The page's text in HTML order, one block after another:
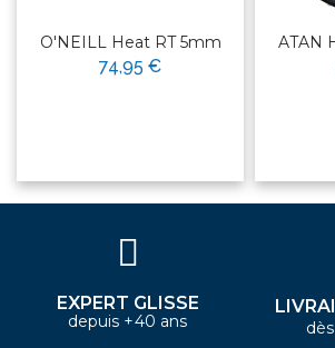
O'NEILL Heat RT 5mm
74,95 €
ATAN
EXPERT GLISSE
depuis +40 ans